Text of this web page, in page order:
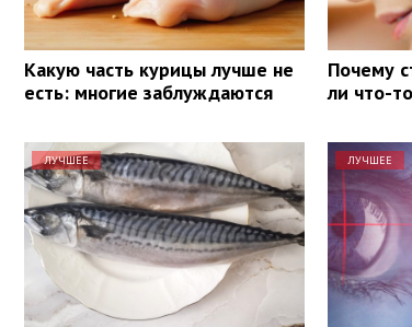
Какую часть курицы лучше не
есть: многие заблуждаются
Почему
ли что-
ЛУЧШЕЕ ЛУЧШЕЕ